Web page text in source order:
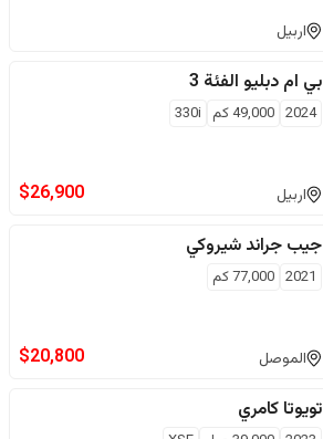
اربيل
بي ام دبليو الفئة 3
2024
49,000كم 330i
اربيل $26,900
جيب جراند شيروكي
2021
77,000كم
الموصل $20,800
تويوتا كامري